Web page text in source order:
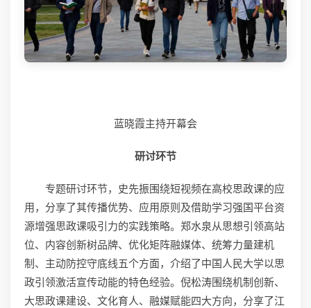
蓝晓霞主持开幕会
研讨环节
专题研讨环节，史先振围绕短视频在高校思政课的应
用，分享了其传播优势、应用原则及借助学习强国平台资
源增强思政课吸引力的实践策略。郑水泉从思想引领高站
位、内容创新树品牌、优化矩阵融媒体、统筹力量建机
制、主动防控守底线五个方面，介绍了中国人民大学以思
政引领激活宣传动能的特色经验。倪松涛围绕机制创新、
大思政课建设、文化育人、融媒赋能四大方向，分享了江